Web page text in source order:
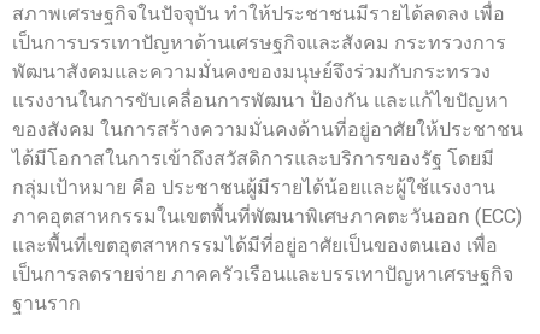
สภาพเศรษฐกิจในปัจจุบัน ทำให้ประชาชนมีรายได้ลดลง เพื่อ
เป็นการบรรเทาปัญหาด้านเศรษฐกิจและสังคม กระทรวงการ
พัฒนาสังคมและความมั่นคงของมนุษย์จึงร่วมกับกระทรวง
แรงงานในการขับเคลื่อนการพัฒนา ป้องกัน และแก้ไขปัญหา
ของสังคม ในการสร้างความมั่นคงด้านที่อยู่อาศัยให้ประชาชน
ได้มีโอกาสในการเข้าถึงสวัสดิการและบริการของรัฐ โดยมี
กลุ่มเป้าหมาย คือ ประชาชนผู้มีรายได้น้อยและผู้ใช้แรงงาน
ภาคอุตสาหกรรมในเขตพื้นที่พัฒนาพิเศษภาคตะวันออก (ECC)
และพื้นที่เขตอุตสาหกรรมได้มีที่อยู่อาศัยเป็นของตนเอง เพื่อ
เป็นการลดรายจ่าย ภาคครัวเรือนและบรรเทาปัญหาเศรษฐกิจ
ฐานราก